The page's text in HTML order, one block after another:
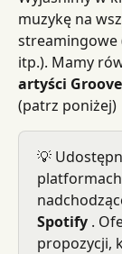
muzykę na
streamingowe
itp.). Mamy
artyści
(patrz poniżej)
💡
Spotify .
propozycji,